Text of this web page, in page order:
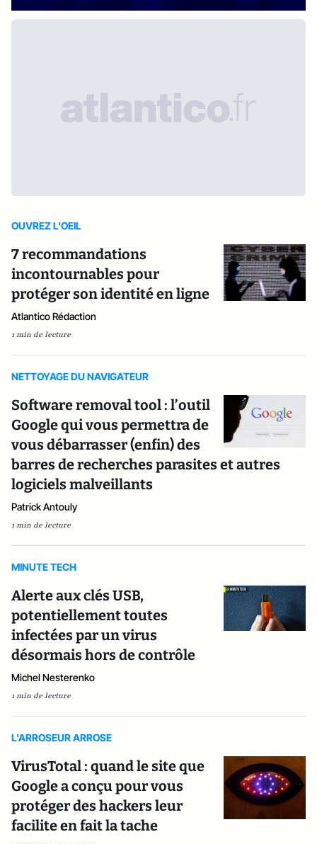
OUVREZ L'OEIL
7 recommandations
incontournables pour
protéger son identité en ligne
Atlantico Rédaction
1 min de lecture
NETTOYAGE DU NAVIGATEUR
Software removal tool : l’outil
Google qui vous permettra de
vous débarrasser (enfin) des
barres de recherches parasites et autres
logiciels malveillants
Patrick Antouly
1 min de lecture
MINUTE TECH
Alerte aux clés USB,
potentiellement toutes
infectées par un virus
désormais hors de contrôle
Michel Nesterenko
1 min de lecture
L'ARROSEUR ARROSE
VirusTotal : quand le site que
Google a conçu pour vous
protéger des hackers leur
facilite en fait la tache